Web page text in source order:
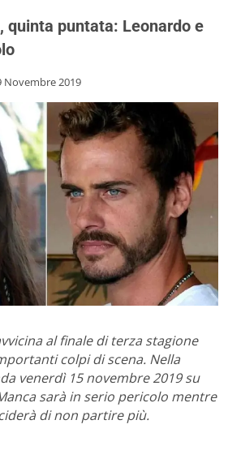
quinta puntata: Leonardo e
Novembre 2019
al finale di terza stagione
colpi di scena. Nella
venerdì 15 novembre 2019 su
sarà in serio pericolo mentre
di non partire più.